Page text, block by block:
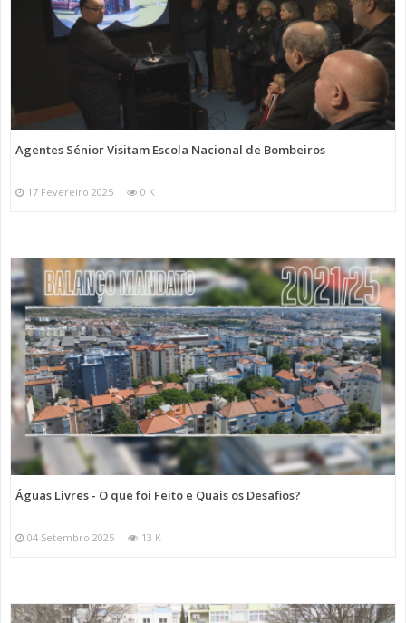
Agentes Sénior Visitam Escola Nacional de Bombeiros
17 Fevereiro 2025 0 K
Águas Livres - O que foi Feito e Quais os Desafios?
04 Setembro 2025 13 K